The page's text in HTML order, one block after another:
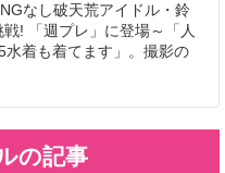
なし破天荒アイドル・鈴
! 「週プレ」に登場～「人
着も着てます」。撮影の
の記事